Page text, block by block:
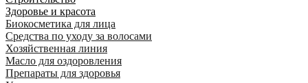
Здоровье и красота
Биокосметика для лица
Средства по уходу за волосами
Хозяйственная линия
Масло для оздоровления
Препараты для здоровья